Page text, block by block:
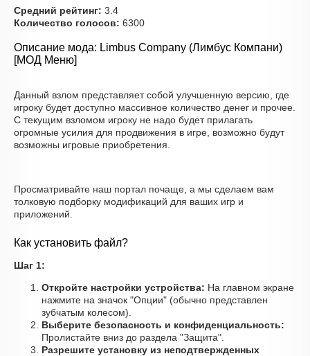
Средний рейтинг: 3.4
Количество голосов: 6300
Описание мода: Limbus Company (Лимбус Компани)
[МОД Меню]
Данный взлом представляет собой улучшенную версию, где
игроку будет доступно массивное количество денег и прочее.
С текущим взломом игроку не надо будет прилагать
огромные усилия для продвижения в игре, возможно будут
возможны игровые приобретения.
Просматривайте наш портал почаще, а мы сделаем вам
толковую подборку модификаций для ваших игр и
приложений.
Как установить файл?
Шаг 1:
Откройте настройки устройства: На главном экране
нажмите на значок "Опции" (обычно представлен
зубчатым колесом).
Выберите безопасность и конфиденциальность:
Пролистайте вниз до раздела "Защита".
Разрешите установку из неподтвержденных